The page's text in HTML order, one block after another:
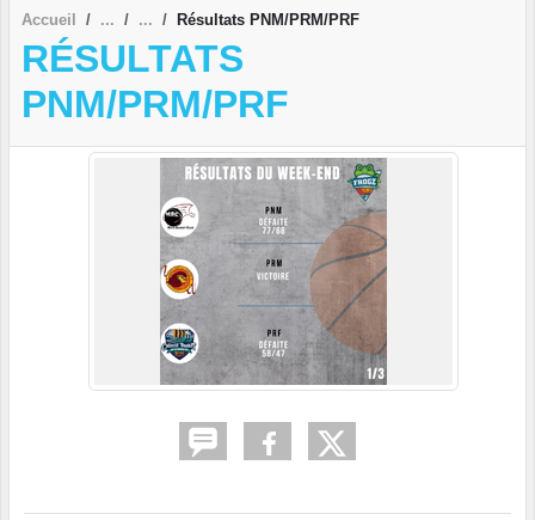
Accueil Résultats PNM/PRM/PRF
RÉSULTATS
PNM/PRM/PRF